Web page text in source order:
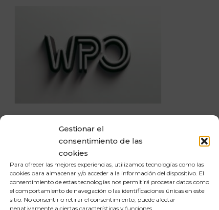
Gestionar el
consentimiento de las
cookies
Para ofrecer las mejores experiencias, utilizamos tecnologías como las
cookies para almacenar y/o acceder a la información del dispositivo. El
consentimiento de estas tecnologías nos permitirá procesar datos como
el comportamiento de navegación o las identificaciones únicas en este
sitio. No consentir o retirar el consentimiento, puede afectar
negativamente a ciertas características y funciones.
WPO: Estrategias clave para
optimizar la velocidad de tu
wordpress
By Daniel Fraile Martinez diciembre 24, 2023
¿Alguna vez te has preguntado por qué